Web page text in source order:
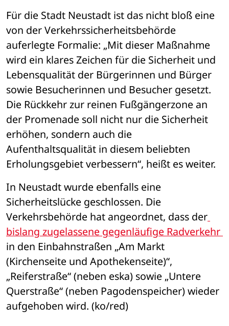
Für die Stadt Neustadt ist das nicht bloß eine
von der Verkehrssicherheitsbehörde
auferlegte Formalie: „Mit dieser Maßnahme
wird ein klares Zeichen für die Sicherheit und
Lebensqualität der Bürgerinnen und Bürger
sowie Besucherinnen und Besucher gesetzt.
Die Rückkehr zur reinen Fußgängerzone an
der Promenade soll nicht nur die Sicherheit
erhöhen, sondern auch die
Aufenthaltsqualität in diesem beliebten
Erholungsgebiet verbessern“, heißt es weiter.
In Neustadt wurde ebenfalls eine
Sicherheitslücke geschlossen. Die
Verkehrsbehörde hat angeordnet, dass der
in den Einbahnstraßen „Am Markt
(Kirchenseite und Apothekenseite)“,
„Reiferstraße“ (neben eska) sowie „Untere
Querstraße“ (neben Pagodenspeicher) wieder
aufgehoben wird. (ko/red)